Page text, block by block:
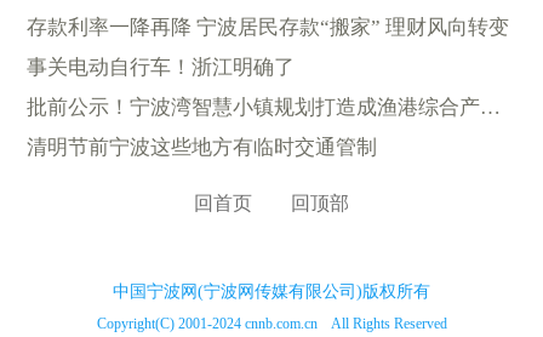
存款利率一降再降 宁波居民存款“搬家” 理财风向转变
事关电动自行车！浙江明确了
批前公示！宁波湾智慧小镇规划打造成渔港综合产业功能区
清明节前宁波这些地方有临时交通管制
回首页 回顶部
中国宁波网(宁波网传媒有限公司)版权所有
Copyright(C) 2001-2024 cnnb.com.cn All Rights Reserved